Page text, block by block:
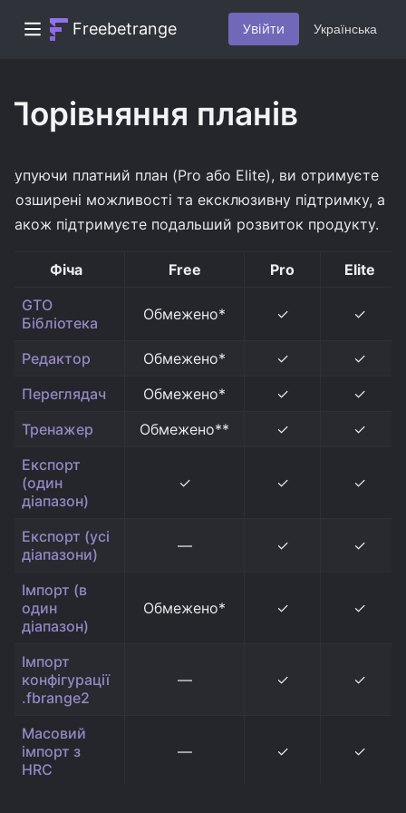
Freebetrange Увійти Українська
Порівняння планів
Купуючи платний план (Pro або Elite), ви отримуєте
розширені можливості та ексклюзивну підтримку, а
також підтримуєте подальший розвиток продукту.
Фіча Free Pro
Elite
GTO
Бібліотека
Обмежено* ✓ ✓
Редактор Обмежено* ✓
✓
Переглядач
Обмежено* ✓
✓
Тренажер
Обмежено** ✓
✓
Експорт
(один
діапазон)
✓ ✓ ✓
Експорт (усі
діапазони)
— ✓ ✓
Імпорт (в
один
діапазон)
Обмежено* ✓ ✓
Імпорт
конфігурації
.fbrange2
— ✓ ✓
Масовий
імпорт з
HRC
— ✓ ✓